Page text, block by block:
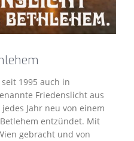
1995 auch in
Friedenslicht aus
Jahr neu von einem
entzündet. Mit
gebracht und von